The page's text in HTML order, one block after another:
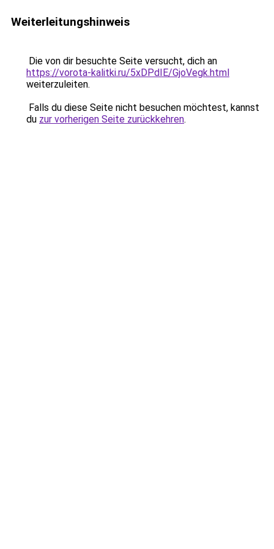
Weiterleitungshinweis
Die von dir besuchte Seite versucht, dich an
https://vorota-kalitki.ru/5xDPdIE/GjoVegk.html
weiterzuleiten.
Falls du diese Seite nicht besuchen möchtest, kannst
du zur vorherigen Seite zurückkehren.